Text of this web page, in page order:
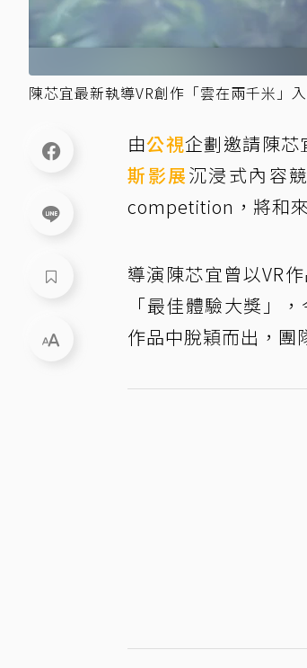
陳芯宜最新執導VR創作「雲在兩千米」
由公視企劃邀請陳芯
斯影展沉浸式內容
competition，將和
導演陳芯宜曾以VR
「最佳體驗大獎」
作品中脫穎而出，團